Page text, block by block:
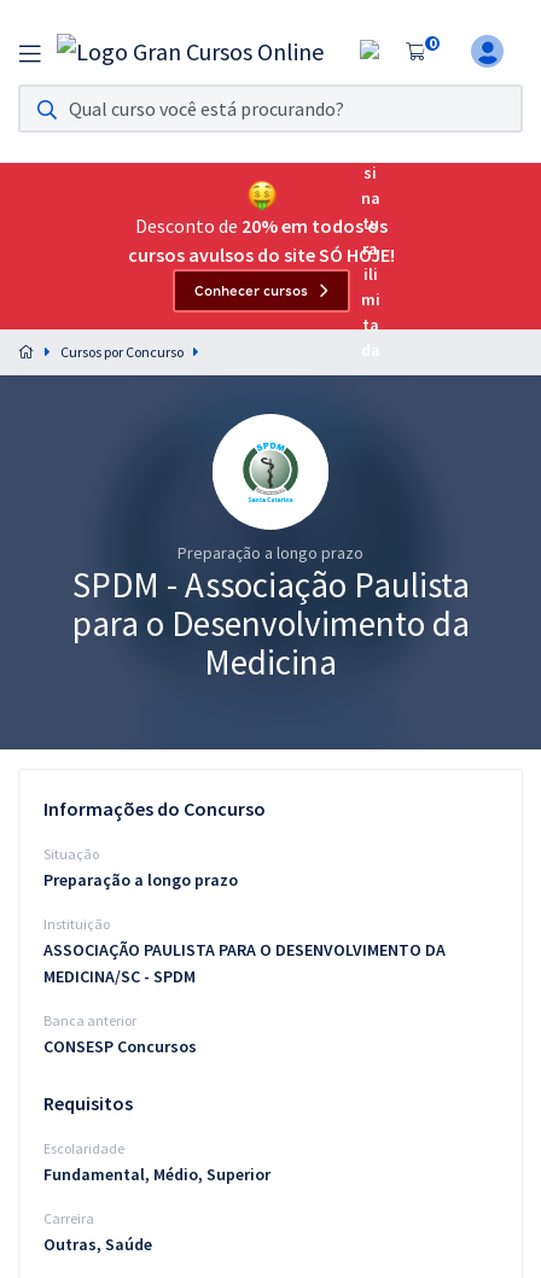
0
Assinatura Ilimitada 11
Acesso a todos os cursos. Teste grátis por 7 dias!
Assinatura OAB Até Passar
Acesso ilimitado a toda preparação para o Exame da
Preparação completa e intensiva para as principais
residências em saúde do Brasil
Blog
Aprovados
Desconto de 20% em todos os
cursos avulsos do site SÓ HOJE!
Conhecer cursos
Cursos por Concurso
Preparação a longo prazo
SPDM - Associação Paulista
para o Desenvolvimento da
Medicina
Informações do Concurso
Situação
Preparação a longo prazo
Instituição
ASSOCIAÇÃO PAULISTA PARA O DESENVOLVIMENTO DA
MEDICINA/SC - SPDM
Banca anterior
CONSESP Concursos
Requisitos
Escolaridade
Fundamental, Médio, Superior
Carreira
Outras, Saúde